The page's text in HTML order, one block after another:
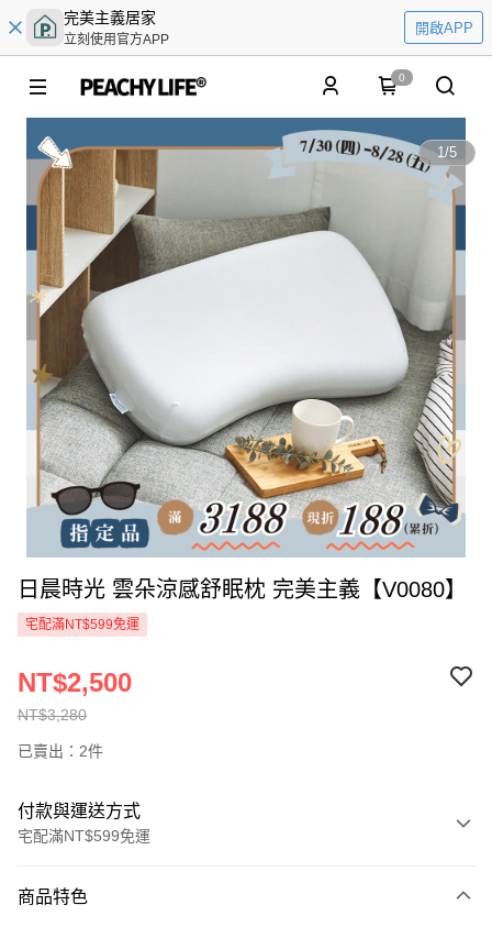
完美主義居家
立刻使用官方APP
開啟APP
0
1/5
日晨時光 雲朵涼感舒眠枕 完美主義【V0080】
宅配滿NT$599免運
NT$3,280
NT$2,500
已賣出：2件
付款與運送方式
宅配滿NT$599免運
信用卡一次付款
商品特色